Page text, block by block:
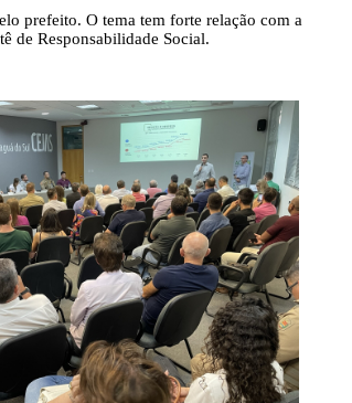
prefeito. O tema tem forte relação com a
de Responsabilidade Social.